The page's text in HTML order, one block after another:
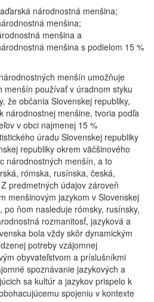
národnostná menšina;
menšina;
menšina a
menšina s podielom 15 %
menšín umožňuje
používať v úradnom styku
že občania Slovenskej republiky,
národnostnej menšine, tvoria podľa
v obci najmenej 15 %
úradu Slovenskej republiky
republiky okrem väčšinového
národnostných menšín, a to
rómska, rusínska, česká,
predmetných údajov zároveň
menšinovým jazykom v Slovenskej
po ňom nasleduje rómsky, rusínsky,
rozmanitosť, jazyková a
bola vždy skôr dynamickým
potreby vzájomnej
obyvateľstvom a príslušníkmi
spoznávanie jazykových a
sa kultúr a jazykov prispelo k
spojeniu v kontexte